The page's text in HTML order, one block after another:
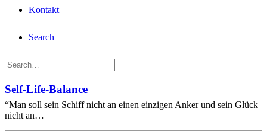
Kontakt
Search
Self-Life-Balance
“Man soll sein Schiff nicht an einen einzigen Anker und sein Glück
nicht an…